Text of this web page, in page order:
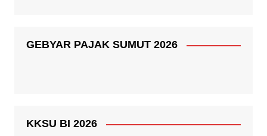
GEBYAR PAJAK SUMUT 2026
KKSU BI 2026